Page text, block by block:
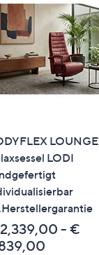
LOUNGE
LODI
- €